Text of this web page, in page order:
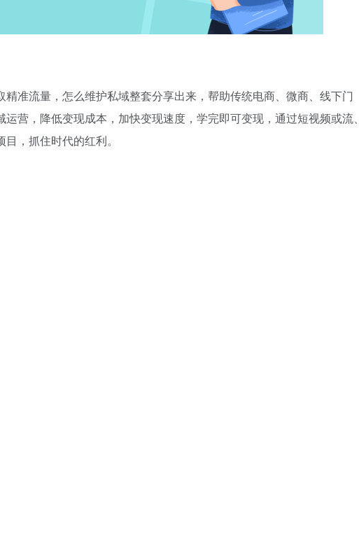
准流量，怎么维护私域整套分享出来，帮助传统电商、微商、线下门
营，降低变现成本，加快变现速度，学完即可变现，通过短视频或流、
，抓住时代的红利。